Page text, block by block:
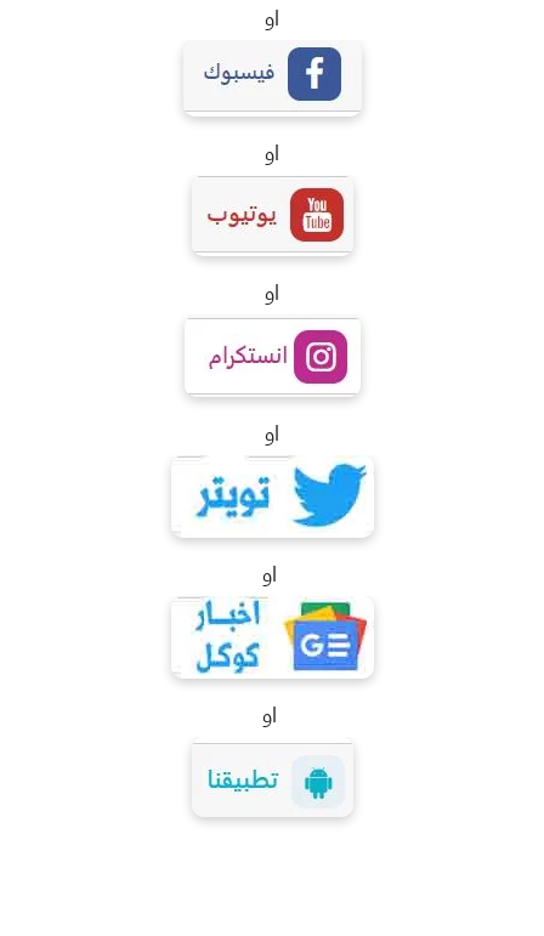
او
او
او
او
او
او